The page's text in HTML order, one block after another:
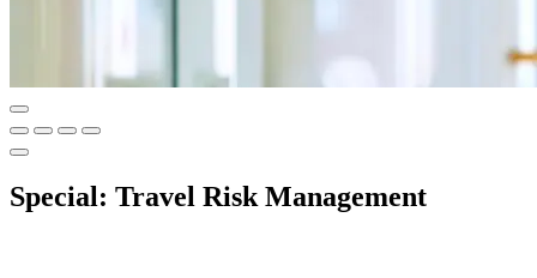
Special: Travel Risk Management